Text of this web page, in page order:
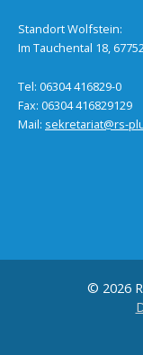
Standort Wolfstein:
Im Tauchental 18,
Tel: 06304 416829-0
Fax: 06304 416829129
Mail: sekretariat@rs-
© 2026